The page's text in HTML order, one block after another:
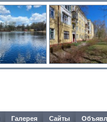
Галерея Сайты